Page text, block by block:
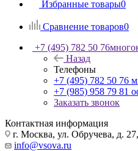
Избранные товары0
Сравнение товаров0
+7 (495) 782 50 76
Назад
Телефоны
+7 (495) 782 50 76
+7 (985) 958 79 81
Заказать звонок
Контактная информация
г. Москва, ул. Обручева, д.
info@vsova.ru